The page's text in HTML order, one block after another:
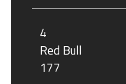
4
Red Bull
177